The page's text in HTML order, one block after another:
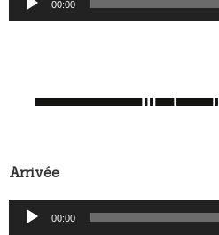
audio
00:00
Arrivée
Lecteur00:00